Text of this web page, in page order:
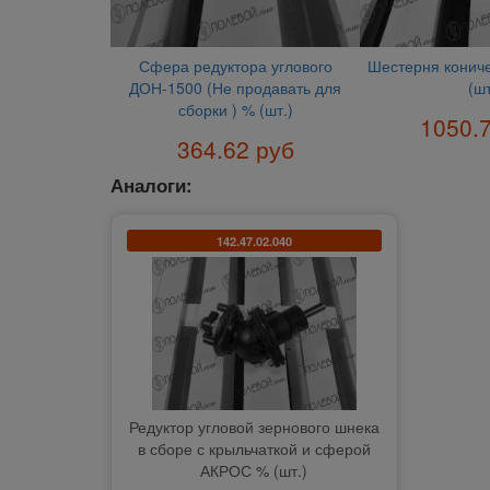
Сфера редуктора углового
ДОН-1500 (Не продавать для
сборки ) % (шт.)
364.62 руб
Шестерня
Аналоги:
142.47.02.040
Редуктор угловой зернового шнека
в сборе с крыльчаткой и сферой
АКРОС % (шт.)